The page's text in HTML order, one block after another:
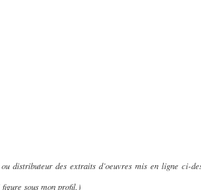
distributeur des extraits d’oeuvres mis en ligne ci-
sous mon profil.)